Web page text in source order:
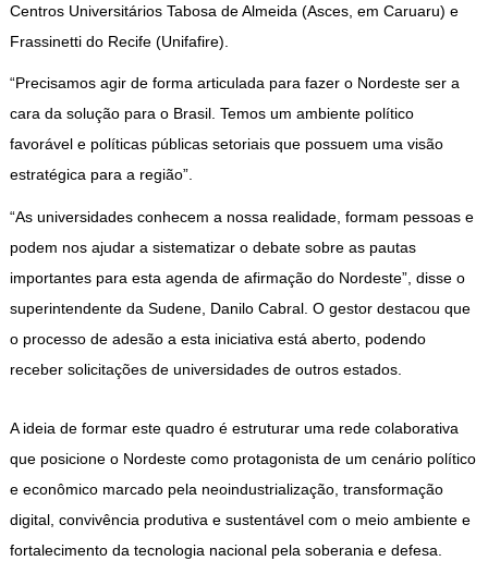
Centros Universitários Tabosa de Almeida (Asces, em Caruaru) e
Frassinetti do Recife (Unifafire).
“Precisamos agir de forma articulada para fazer o Nordeste ser a
cara da solução para o Brasil. Temos um ambiente político
favorável e políticas públicas setoriais que possuem uma visão
estratégica para a região”.
“As universidades conhecem a nossa realidade, formam pessoas e
podem nos ajudar a sistematizar o debate sobre as pautas
importantes para esta agenda de afirmação do Nordeste”, disse o
superintendente da Sudene, Danilo Cabral. O gestor destacou que
o processo de adesão a esta iniciativa está aberto, podendo
receber solicitações de universidades de outros estados.
A ideia de formar este quadro é estruturar uma rede colaborativa
que posicione o Nordeste como protagonista de um cenário político
e econômico marcado pela neoindustrialização, transformação
digital, convivência produtiva e sustentável com o meio ambiente e
fortalecimento da tecnologia nacional pela soberania e defesa.